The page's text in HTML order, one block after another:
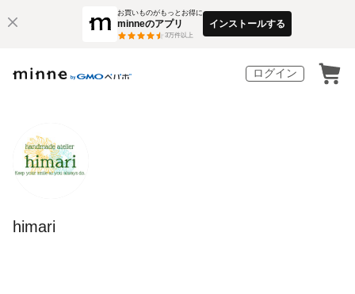
お買いものがもっとお得に
minneのアプリ
3万件以上
インストールする
ログイン
himari